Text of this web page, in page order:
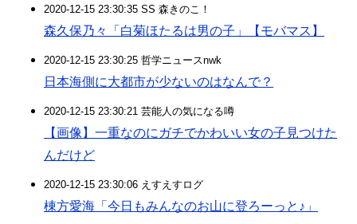
2020-12-15 23:30:35 SS 森きのこ！
森久保乃々「白菊ほたるは男の子」【モバマス】
2020-12-15 23:30:25 哲学ニュースnwk
日本海側に大都市が少ないのはなんで？
2020-12-15 23:30:21 芸能人の気になる噂
【画像】一重なのにガチでかわいい女の子見つけた
んだけど
2020-12-15 23:30:06 えすえすログ
棟方愛海「今日もみんなのお山に登ろーっと♪」